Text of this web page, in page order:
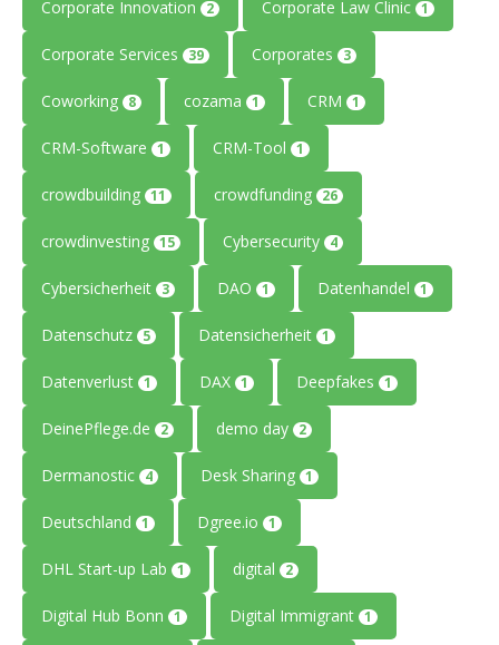
Corporate Innovation 2 Corporate Law Clinic 1
Corporate Services 39 Corporates 3
Coworking 8 cozama 1 CRM 1
CRM-Software 1 CRM-Tool 1
crowdbuilding 11 crowdfunding 26
crowdinvesting 15 Cybersecurity 4
Cybersicherheit 3 DAO 1 Datenhandel 1
Datenschutz 5 Datensicherheit 1
Datenverlust 1 DAX 1 Deepfakes 1
DeinePflege.de 2 demo day 2
Dermanostic 4 Desk Sharing 1
Deutschland 1 Dgree.io 1
DHL Start-up Lab 1 digital 2
Digital Hub Bonn 1 Digital Immigrant 1